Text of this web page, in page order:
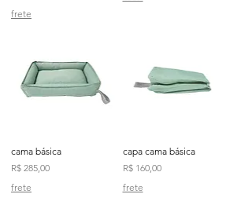
frete
cama básica
Preço
R$ 285,00
frete
capa cama básica
Preço
R$ 160,00
frete